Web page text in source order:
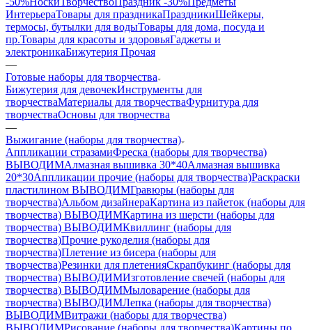
ИнтерьераТовары для праздникаПраздникиШейкеры,
термосы, бутылки для водыТовары для дома, посуда и
пр.Товары для красоты и здоровьяГаджеты и
электроникаБижутерия Прочая
—
Готовые наборы для творчества
Бижутерия для девочекИнструменты для
творчестваМатериалы для творчестваФурнитура для
творчестваОсновы для творчества
—
Выжигание (наборы для творчества)
Аппликации стразамиФреска (наборы для творчества)
ВЫВОДИМАлмазная вышивка 30*40Алмазная вышивка
20*30Аппликации прочие (наборы для творчества)Раскраски
пластилином ВЫВОДИМГравюры (наборы для
творчества)Альбом дизайнераКартина из пайеток (наборы для
творчества) ВЫВОДИМКартина из шерсти (наборы для
творчества) ВЫВОДИМКвиллинг (наборы для
творчества)Прочие рукоделия (наборы для
творчества)Плетение из бисера (наборы для
творчества)Резинки для плетенияСкрапбукинг (наборы для
творчества) ВЫВОДИМИзготовление свечей (наборы для
творчества) ВЫВОДИММыловарение (наборы для
творчества) ВЫВОДИМЛепка (наборы для творчества)
ВЫВОДИМВитражи (наборы для творчества)
ВЫВОДИМРисование (наборы для творчества)Картины по